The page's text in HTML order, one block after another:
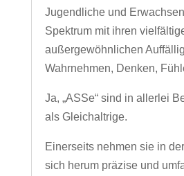
Jugendliche und
Spektrum mit ihren
außergewöhnlichen
Wahrnehmen, Denken,
Ja, „ASSe“ sind in allerlei
als Gleichaltrige.
Einerseits nehmen sie in
sich herum präzise und